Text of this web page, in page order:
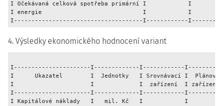
I Očekávaná celková spotřeba primární I            I
I energie                             I            I
4. Výsledky ekonomického hodnocení variant
I----------------------I-------------I------------
I      Ukazatel        I  Jednotky   I Srovnávací I
I                      I             I  zařízení  I zařízení 1
I----------------------I-------------I------------
I Kapitálové náklady   I   mil. Kč   I            I